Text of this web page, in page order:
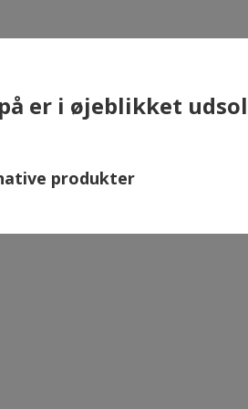
OGSÅ KØBT
er i øjeblikket
produkter